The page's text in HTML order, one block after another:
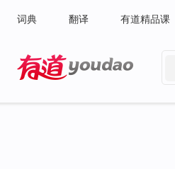
词典 翻译 有道精品课